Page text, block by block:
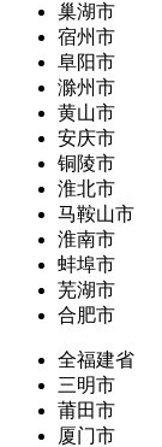
巢湖市
宿州市
阜阳市
滁州市
黄山市
安庆市
铜陵市
淮北市
马鞍山市
淮南市
蚌埠市
芜湖市
合肥市
全福建省
三明市
莆田市
厦门市